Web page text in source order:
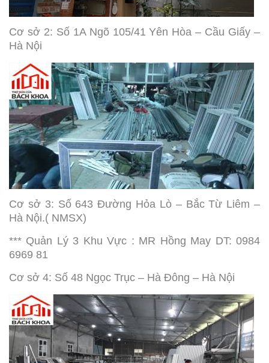
Cơ sở 2: Số 1A Ngõ 105/41 Yên Hòa – Cầu Giấy –
Hà Nội
Cơ sở 3: Số 643 Đường Hỏa Lò – Bắc Từ Liêm –
Hà Nội.( NMSX)
*** Quản Lý 3 Khu Vực : MR Hồng May DT: 0984
6969 81
Cơ sở 4: Số 48 Ngọc Trục – Hà Đông – Hà Nội